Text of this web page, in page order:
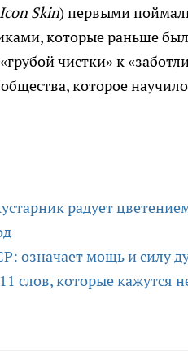
Icon Skin) первыми
которые раньше
чистки» к
которое
радует
означает мощь и силу
слов, которые